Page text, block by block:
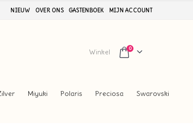
NIEUW OVER ONS GASTENBOEK MIJN ACCOUNT
Winkel 0
Miyuki Polaris Preciosa Swarovski